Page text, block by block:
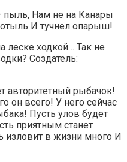
пыль, Нам не на Канары
И тучнел опарыш!
леске ходкой… Так не
Создатель:
авторитетный рыбачок!
он всего! У него сейчас
Пусть улов будет
приятным станет
изловит в жизни много И